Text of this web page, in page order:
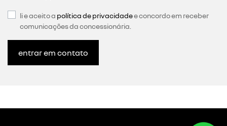
li e aceito a política de privacidadee concordo em receber
comunicações da concessionária.
entrar em contato